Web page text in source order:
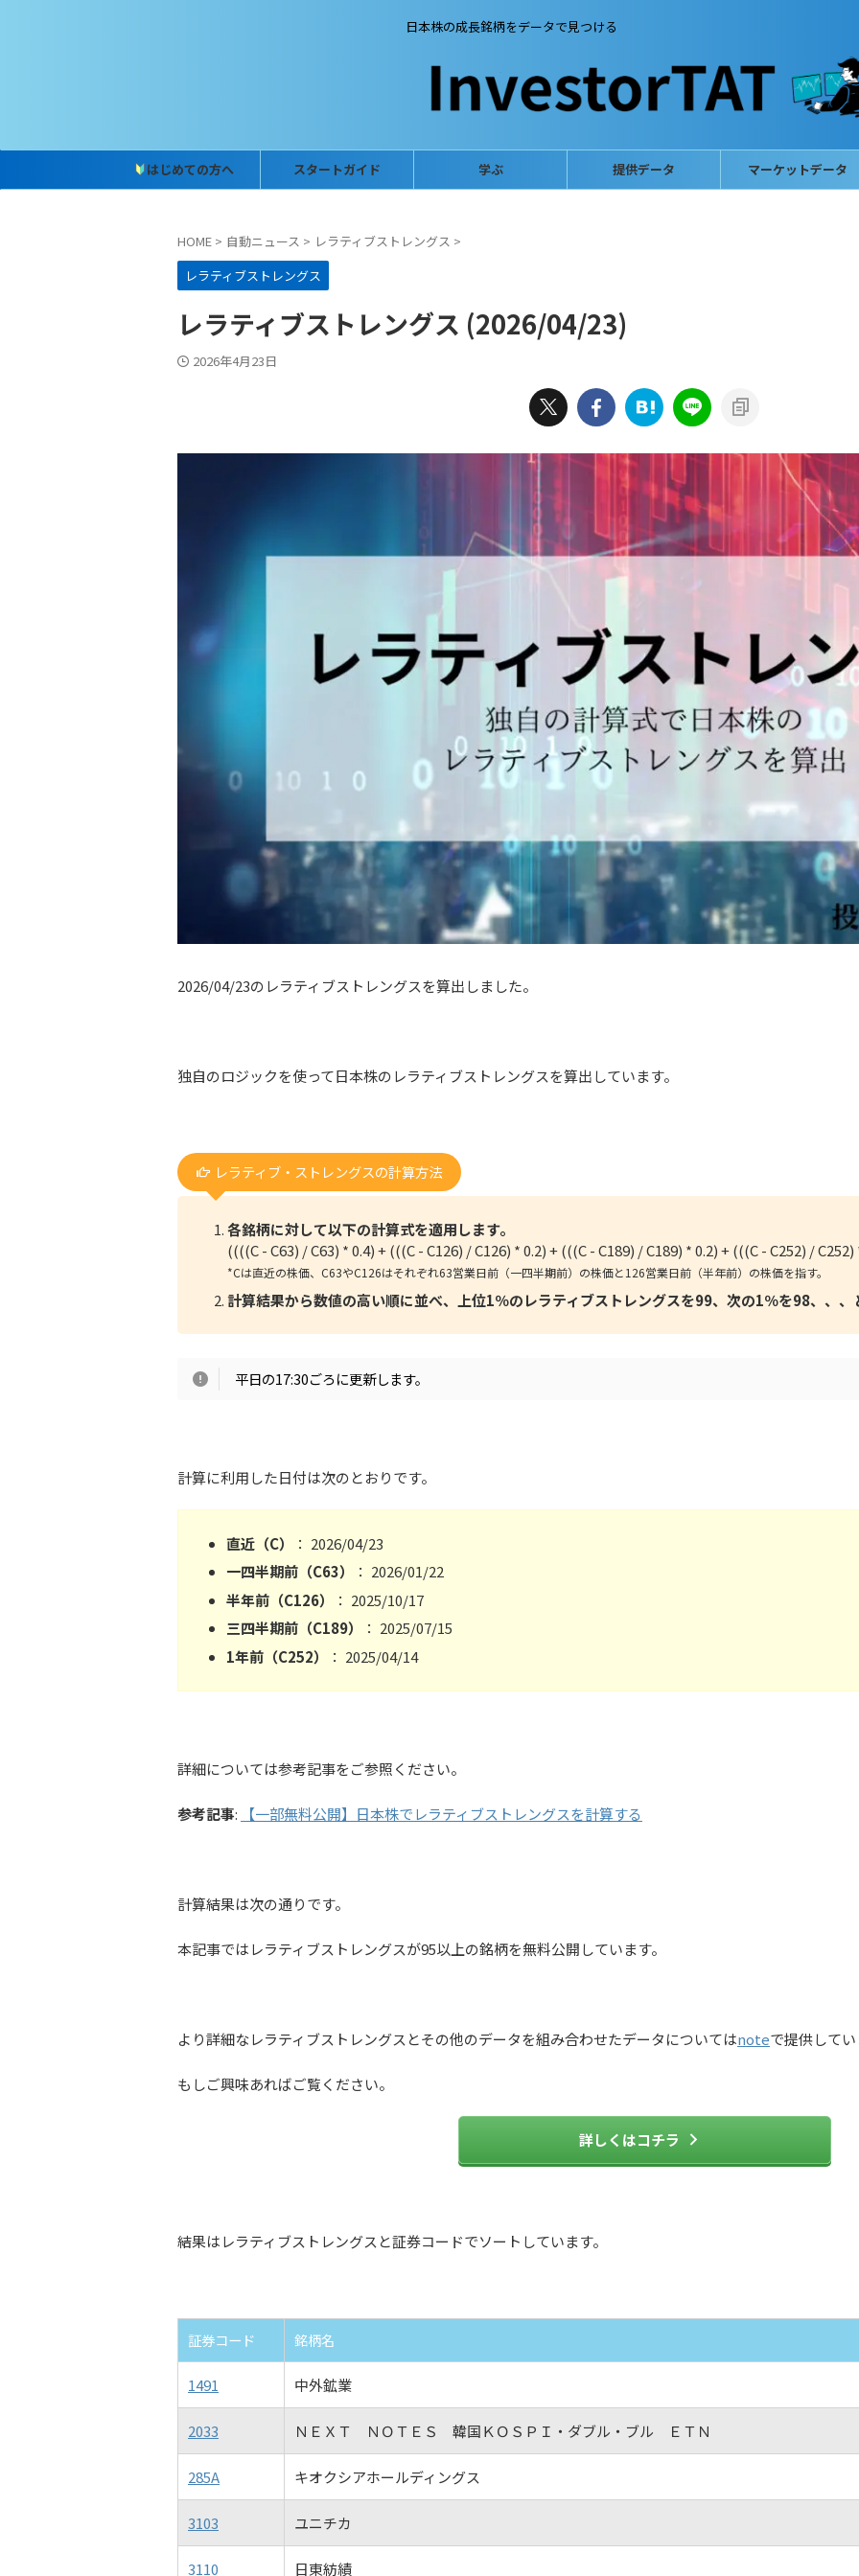
日本株の成長銘柄をデータで見つける
はじめての方へ スタートガイド 学ぶ 提供データ マーケットデータ
HOME > 自動ニュース > レラティブストレングス >
レラティブストレングス
レラティブストレングス (2026/04/23)
2026年4月23日
2026/04/23のレラティブストレングスを算出しました。
独自のロジックを使って日本株のレラティブストレングスを算出しています。
レラティブ・ストレングスの計算方法
各銘柄に対して以下の計算式を適用します。
((((C - C63) / C63) * 0.4) + (((C - C126) / C126) * 0.2) + (((C - C189) / C189) * 0.2) + (((C - C252) / C252)
*Cは直近の株価、C63やC126はそれぞれ63営業日前（一四半期前）の株価と126営業日前（半年前）の株価を指す。
計算結果から数値の高い順に並べ、上位1％のレラティブストレングスを99、次の1％を98、、、
平日の17:30ごろに更新します。
計算に利用した日付は次のとおりです。
直近（C）
： 2026/04/23
一四半期前（C63）
： 2026/01/22
半年前（C126）
： 2025/10/17
三四半期前（C189）
： 2025/07/15
1年前（C252）
： 2025/04/14
詳細については参考記事をご参照ください。
参考記事: 【一部無料公開】日本株でレラティブストレングスを計算する
計算結果は次の通りです。
本記事ではレラティブストレングスが95以上の銘柄を無料公開しています。
より詳細なレラティブストレングスとその他のデータを組み合わせたデータについてはnoteで提供して
もしご興味あればご覧ください。
詳しくはコチラ
結果はレラティブストレングスと証券コードでソートしています。
証券コード 銘柄名
1491 中外鉱業
2033 ＮＥＸＴ ＮＯＴＥＳ 韓国ＫＯＳＰＩ・ダブル・ブル ＥＴＮ
285A キオクシアホールディングス
3103 ユニチカ
3110 日東紡績